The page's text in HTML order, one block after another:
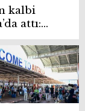
kalbi
attı:
sektörü